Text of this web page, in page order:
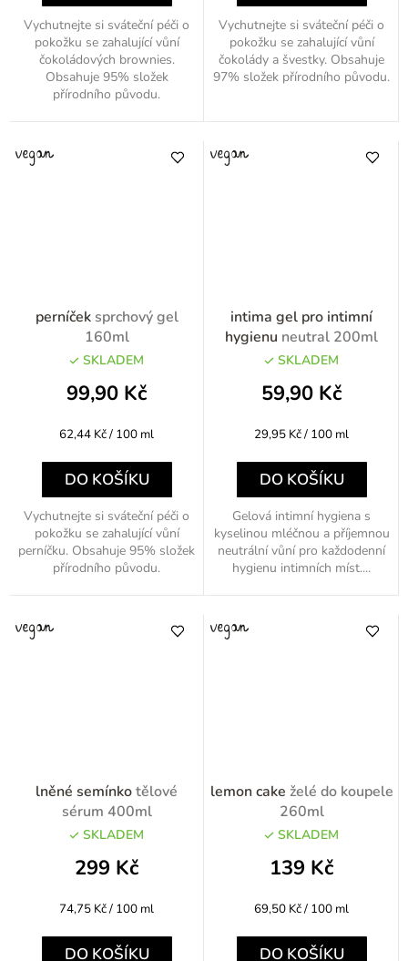
Vychutnejte si sváteční péči o
pokožku se zahalující vůní
čokoládových brownies.
Obsahuje 95% složek
přírodního původu.
Vychutnejte si sváteční péči o
pokožku se zahalující vůní
čokolády a švestky. Obsahuje
97% složek přírodního původu.
perníček sprchový gel
160ml
SKLADEM
99,90 Kč
Měrná
62,44 Kč / 100 ml
DO KOŠÍKU
Vychutnejte si sváteční péči o
pokožku se zahalující vůní
perníčku. Obsahuje 95% složek
přírodního původu.
intima gel pro intimní
hygienu neutral 200ml
SKLADEM
59,90 Kč
Měrná
29,95 Kč / 100 ml
DO KOŠÍKU
Gelová intimní hygiena s
kyselinou mléčnou a příjemnou
neutrální vůní pro každodenní
hygienu intimních míst....
lněné semínkotělové
sérum 400ml
SKLADEM
299 Kč
Měrná
74,75 Kč / 100 ml
DO KOŠÍKU
lemon cake želé do koupele
260ml
SKLADEM
139 Kč
Měrná
69,50 Kč / 100 ml
DO KOŠÍKU